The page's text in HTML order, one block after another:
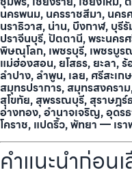
นครพนม, นครราชสีมา, นคร
นราธิวาส, น่าน, บึงกาฬ, บุรี
ปราจีนบุรี, ปัตตานี, พระนคร
พิษณุโลก, เพชรบุรี, เพชรบูร
แม่ฮ่องสอน, ยโสธร, ยะลา,
ลำปาง, ลำพูน, เลย, ศรีสะเ
สมุทรปราการ, สมุทรสงครา
สุโขทัย, สุพรรณบุรี, สุราษฎ
อ่างทอง, อำนาจเจริญ, อุด
โคราช, แปดริ้ว, พัทยา — เ
คำแนะนำก่อน